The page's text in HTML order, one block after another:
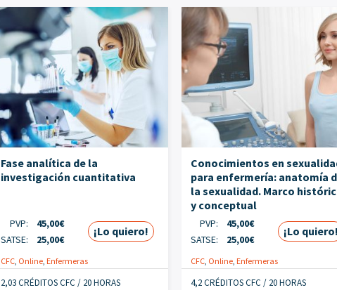
Fase analítica de la
investigación cuantitativa
PVP: 45,00€
SATSE:
25,00€
¡Lo quiero!
CFC, Online, Enfermeras
2,03 CRÉDITOS CFC / 20 HORAS
Conocimientos en
para enfermería: anatomía
la sexualidad. Marco
y conceptual
PVP: 45,00€
SATSE:
25,00€
¡Lo
CFC, Online, Enfermeras
4,2 CRÉDITOS CFC / 20 HORAS